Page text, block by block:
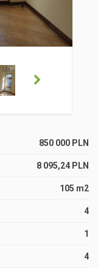
850 000 PLN
8 095,24 PLN
105 m2
4
1
4